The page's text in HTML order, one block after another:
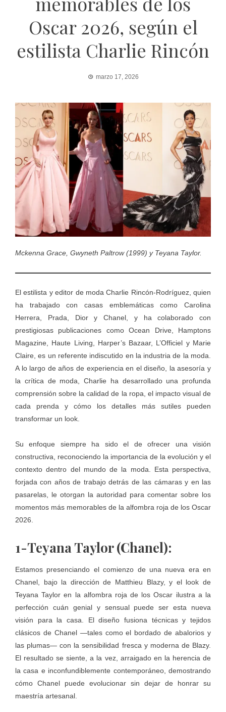
Oscar 2026, según el
estilista Charlie Rincón
marzo 17, 2026
Mckenna Grace, Gwyneth Paltrow (1999) y Teyana Taylor.
El estilista y editor de moda Charlie Rincón-Rodríguez, quien
ha trabajado con casas emblemáticas como Carolina
Herrera, Prada, Dior y Chanel, y ha colaborado con
prestigiosas publicaciones como Ocean Drive, Hamptons
Magazine, Haute Living, Harper’s Bazaar, L’Officiel y Marie
Claire, es un referente indiscutido en la industria de la moda.
A lo largo de años de experiencia en el diseño, la asesoría y
la crítica de moda, Charlie ha desarrollado una profunda
comprensión sobre la calidad de la ropa, el impacto visual de
cada prenda y cómo los detalles más sutiles pueden
transformar un look.
Su enfoque siempre ha sido el de ofrecer una visión
constructiva, reconociendo la importancia de la evolución y el
contexto dentro del mundo de la moda. Esta perspectiva,
forjada con años de trabajo detrás de las cámaras y en las
pasarelas, le otorgan la autoridad para comentar sobre los
momentos más memorables de la alfombra roja de los Oscar
2026.
1-Teyana Taylor (Chanel):
Estamos presenciando el comienzo de una nueva era en
Chanel, bajo la dirección de Matthieu Blazy, y el look de
Teyana Taylor en la alfombra roja de los Oscar ilustra a la
perfección cuán genial y sensual puede ser esta nueva
visión para la casa. El diseño fusiona técnicas y tejidos
clásicos de Chanel —tales como el bordado de abalorios y
las plumas— con la sensibilidad fresca y moderna de Blazy.
El resultado se siente, a la vez, arraigado en la herencia de
la casa e inconfundiblemente contemporáneo, demostrando
cómo Chanel puede evolucionar sin dejar de honrar su
maestría artesanal.